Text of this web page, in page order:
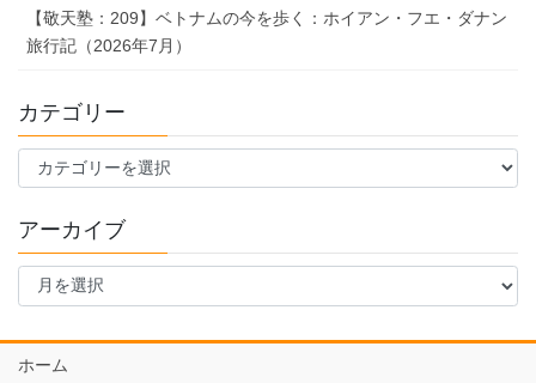
【敬天塾：209】ベトナムの今を歩く：ホイアン・フエ・ダナン
旅行記（2026年7月）
カテゴリー
テ
リ
ー
アーカイブ
ア
イ
ブ
ホーム